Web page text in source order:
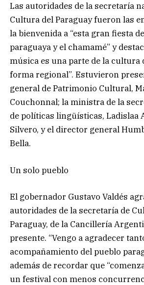
Las autoridades de la secretaría
Cultura del Paraguay fueron las
la bienvenida a “esta gran fiesta
paraguaya y el chamamé” y
música es una parte de la cultura
forma regional”. Estuvieron
general de Patrimonio Cultural,
Couchonnal; la ministra de la
de políticas lingüísticas, Ladislaa
Silvero, y el director general
Bella.
Un solo pueblo
El gobernador Gustavo Valdés
autoridades de la secretaría de
Paraguay, de la Cancillería
presente. “Vengo a agradecer
acompañamiento del pueblo
además de recordar que
un festival con menos